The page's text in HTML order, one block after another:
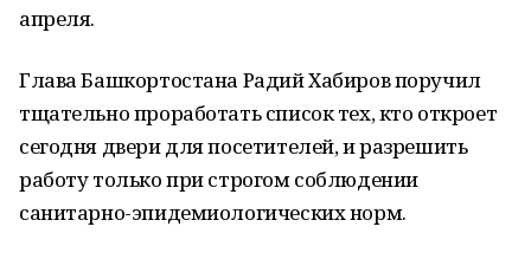
апреля.
Глава Башкортостана Радий Хабиров поручил
тщательно проработать список тех, кто откроет
сегодня двери для посетителей, и разрешить
работу только при строгом соблюдении
санитарно-эпидемиологических норм.